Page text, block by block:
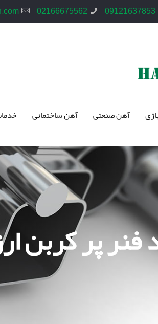
09121637853
02166675562
آهن صنعتی آهن ساختمانی
فنر پر کربن